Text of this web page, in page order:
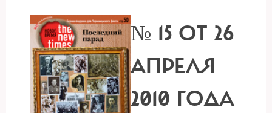
№ 15 ОТ 26
АПРЕЛЯ
2010 ГОДА